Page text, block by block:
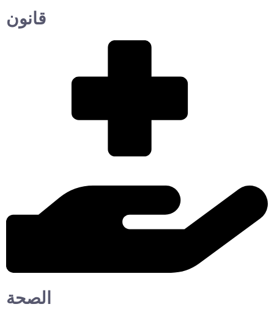
قانون
الصحة